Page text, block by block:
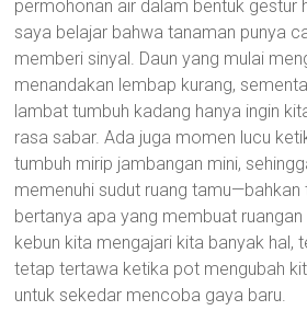
permohonan air dalam bentuk gestur
saya belajar bahwa tanaman punya
memberi sinyal. Daun yang mulai
menandakan lembap kurang,
lambat tumbuh kadang hanya ingin
rasa sabar. Ada juga momen lucu
tumbuh mirip jambangan mini,
memenuhi sudut ruang tamu—bahkan
bertanya apa yang membuat ruangan
kebun kita mengajari kita banyak hal,
tetap tertawa ketika pot mengubah
untuk sekedar mencoba gaya baru.